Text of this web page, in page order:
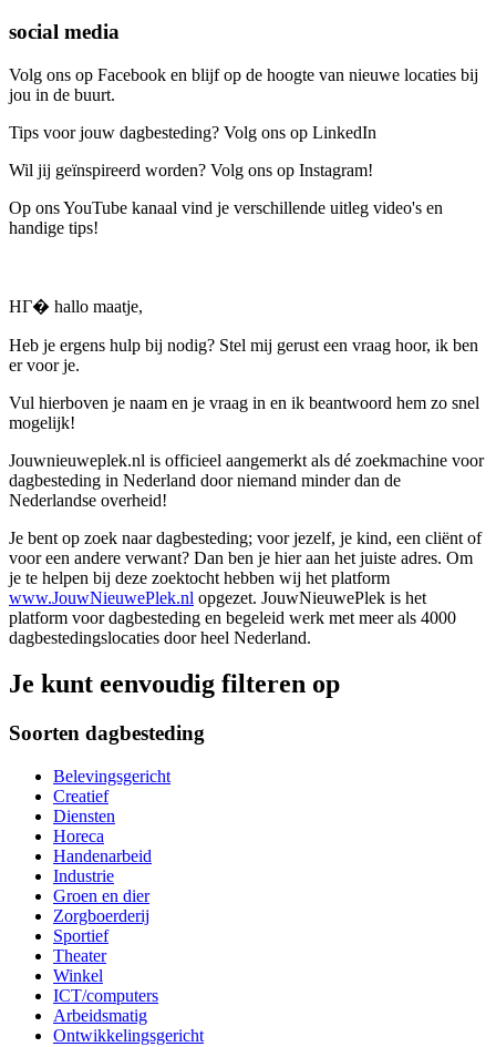
social media
Volg ons op Facebook en blijf op de hoogte van nieuwe locaties bij
jou in de buurt.
Tips voor jouw dagbesteding? Volg ons op LinkedIn
Wil jij geïnspireerd worden? Volg ons op Instagram!
Op ons YouTube kanaal vind je verschillende uitleg video's en
handige tips!
HГ� hallo maatje,
Heb je ergens hulp bij nodig? Stel mij gerust een vraag hoor, ik ben
er voor je.
Vul hierboven je naam en je vraag in en ik beantwoord hem zo snel
mogelijk!
Jouwnieuweplek.nl is officieel aangemerkt als dé zoekmachine voor
dagbesteding in Nederland door niemand minder dan de
Nederlandse overheid!
Je bent op zoek naar dagbesteding; voor jezelf, je kind, een cliënt of
voor een andere verwant? Dan ben je hier aan het juiste adres. Om
je te helpen bij deze zoektocht hebben wij het platform
www.JouwNieuwePlek.nl opgezet. JouwNieuwePlek is het
platform voor dagbesteding en begeleid werk met meer als 4000
dagbestedingslocaties door heel Nederland.
Je kunt eenvoudig filteren op
Soorten dagbesteding
Belevingsgericht
Creatief
Diensten
Horeca
Handenarbeid
Industrie
Groen en dier
Zorgboerderij
Sportief
Theater
Winkel
ICT/computers
Arbeidsmatig
Ontwikkelingsgericht